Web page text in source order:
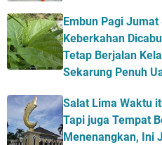
Embun Pagi
Keberkahan
Tetap Berjalan
Sekarung Penuh
Salat Lima Waktu
Tapi juga Tempat
Menenangkan, Ini